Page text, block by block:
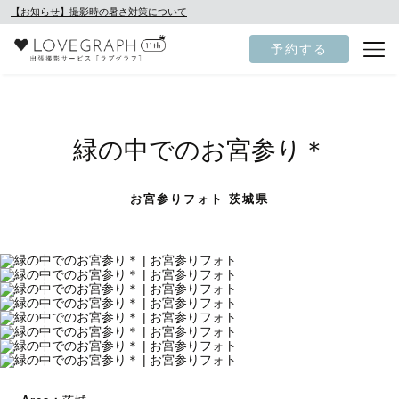
【お知らせ】撮影時の暑さ対策について
予約する
緑の中でのお宮参り＊
お宮参りフォト 茨城県